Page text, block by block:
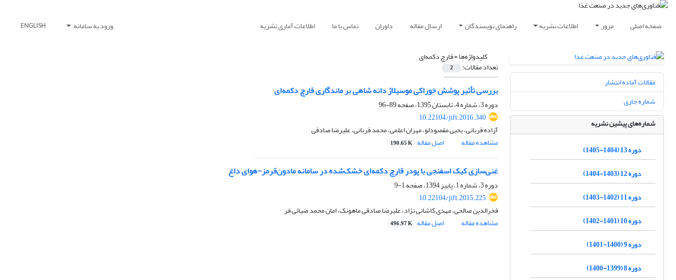
صفحه اصلی مرور اطلاعات نشریه راهنمای نویسندگان ارسال مقاله داوران تماس با ما اطلاعات آماری نشریه ورود به سامانه ENGLISH
کلیدواژه‌ها =قارچ دکمه‌ای
تعداد مقالات: 2
بررسی تأثیر پوشش خوراکی موسیلاژ دانه شاهی بر ماندگاری قارچ دکمه‌ای
دوره 3، شماره 4، تابستان 1395، صفحه
89-96
10.22104/jift.2016.340
آزاده قربانی، یحیی مقصودلو، مهران اعلمی، محمد قربانی، علیرضا صادقی
مشاهده مقاله
اصل مقاله 190.65 K
غنی‌سازی کیک اسفنجی با پودر قارچ دکمه‌ای خشک‌شده در سامانه مادون‌قرمز-هوای داغ
دوره 3، شماره 1، پاییز 1394، صفحه
1-9
10.22104/jift.2015.225
فخرالدین صالحی، مهدی کاشانی نژاد، علیرضا صادقی ماهونک، امان محمد ضیائی فر
مشاهده مقاله
اصل مقاله 496.97 K
مقالات آماده انتشار
شماره جاری
شماره‌های پیشین نشریه
دوره 13 (1404-1405)
دوره 12 (1403-1404)
دوره 11 (1402-1403)
دوره 10 (1401-1402)
دوره 9 (1400-1401)
دوره 8 (1399-1400)